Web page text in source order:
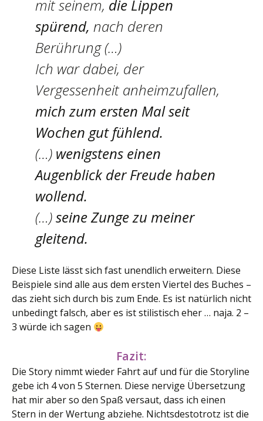
mit seinem, die Lippen
spürend, nach deren
Berührung (…)
Ich war dabei, der
Vergessenheit anheimzufallen,
mich zum ersten Mal seit
Wochen gut fühlend.
(…) wenigstens einen
Augenblick der Freude haben
wollend.
(…)seine Zunge zu meiner
gleitend.
Diese Liste lässt sich fast unendlich erweitern. Diese
Beispiele sind alle aus dem ersten Viertel des Buches –
das zieht sich durch bis zum Ende. Es ist natürlich nicht
unbedingt falsch, aber es ist stilistisch eher … naja. 2 –
3 würde ich sagen
Fazit:
Die Story nimmt wieder Fahrt auf und für die Storyline
gebe ich 4 von 5 Sternen. Diese nervige Übersetzung
hat mir aber so den Spaß versaut, dass ich einen
Stern in der Wertung abziehe. Nichtsdestotrotz ist die